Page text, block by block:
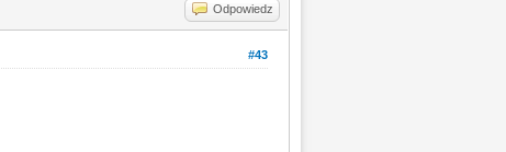
Odpowiedz
#43